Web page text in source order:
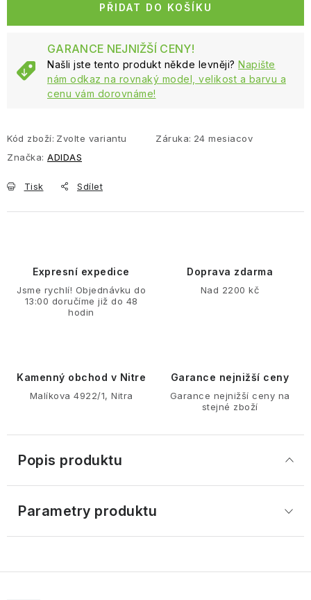
PŘIDAT DO KOŠÍKU
GARANCE NEJNIŽŠÍ CENY!
Našli jste tento produkt někde levněji? Napište
nám odkaz na rovnaký model, velikost a barvu a
cenu vám dorovnáme!
Kód zboží: Zvolte variantu Záruka: 24 mesiacov
Značka: ADIDAS
Tisk Sdílet
Expresní expedice
Jsme rychlí! Objednávku do
13:00 doručíme již do 48
hodin
Doprava zdarma
Nad 2200 kč
Kamenný obchod v Nitre
Malíkova 4922/1, Nitra
Garance nejnižší ceny
Garance nejnižší ceny na
stejné zboží
Popis produktu
Parametry produktu